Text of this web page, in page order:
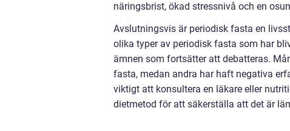
näringsbrist, ökad stressnivå och en
Avslutningsvis är periodisk fasta en
olika typer av periodisk fasta som har
ämnen som fortsätter att debatteras.
fasta, medan andra har haft negativa
viktigt att konsultera en läkare eller
dietmetod för att säkerställa att det är